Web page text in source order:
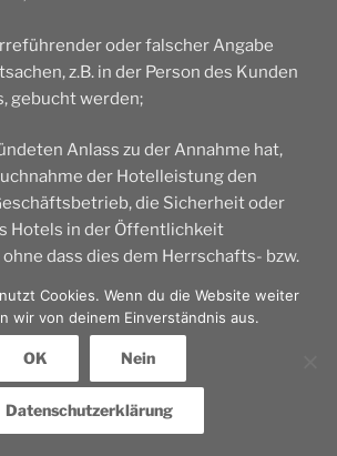
oder falscher Angabe
z.B. in der Person des Kunden
gebucht werden;
Anlass zu der Annahme hat,
der Hotelleistung den
die Sicherheit oder
Hotels in der Öffentlichkeit
dass dies dem Herrschafts- bzw.
oben Klausel I Nr. 2 vorliegt.
Rücktritt des Hotels entsteht kein
auf Schadensersatz.
Cookies. Wenn du die Website weiter
wir von deinem Einverständnis aus.
OK Nein
Datenschutzerklärung